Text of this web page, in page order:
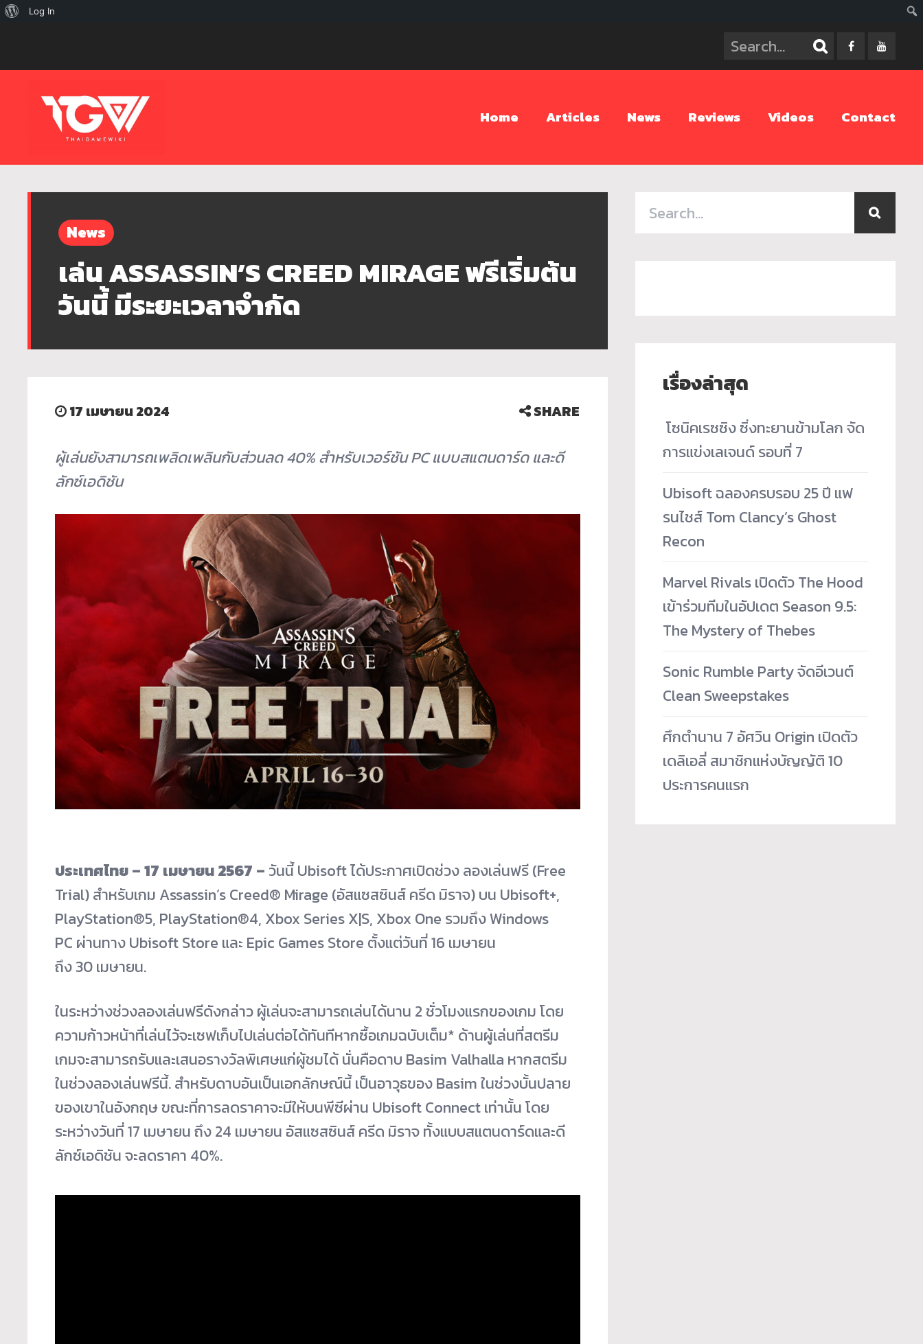
Home Articles News Reviews Videos Contact
News
เล่น ASSASSIN’S CREED MIRAGE ฟรีเริ่มต้น
วันนี้ มีระยะเวลาจำกัด
17 เมษายน 2024 SHARE
ผู้เล่นยังสามารถเพลิดเพลินกับส่วนลด40%สำหรับเวอร์ชันPCแบบสแตนดาร์ด และดี
ลักซ์เอดิชัน
ประเทศไทย –17 เมษายน2567 – วันนี้ Ubisoft ได้ประกาศเปิดช่วง ลองเล่นฟรี (Free
Trial) สำหรับเกม Assassin’s Creed® Mirage (อัสแซสซินส์ ครีด มิราจ) บน Ubisoft+,
PlayStation®5, PlayStation®4, Xbox Series X|S, Xbox One รวมถึง Windows
PC ผ่านทาง Ubisoft Store และ Epic Games Store ตั้งแต่วันที่ 16 เมษายน
ถึง 30 เมษายน.
ในระหว่างช่วงลองเล่นฟรีดังกล่าว ผู้เล่นจะสามารถเล่นได้นาน 2 ชั่วโมงแรกของเกม โดย
ความก้าวหน้าที่เล่นไว้จะเซฟเก็บไปเล่นต่อได้ทันทีหากซื้อเกมฉบับเต็ม* ด้านผู้เล่นที่สตรีม
เกมจะสามารถรับและเสนอรางวัลพิเศษแก่ผู้ชมได้ นั่นคือดาบ Basim Valhalla หากสตรีม
ในช่วงลองเล่นฟรีนี้. สำหรับดาบอันเป็นเอกลักษณ์นี้ เป็นอาวุธของ Basim ในช่วงบั้นปลาย
ของเขาในอังกฤษ ขณะที่การลดราคาจะมีให้บนพีซีผ่าน Ubisoft Connect เท่านั้น โดย
ระหว่างวันที่ 17 เมษายน ถึง 24 เมษายน อัสแซสซินส์ ครีด มิราจ ทั้งแบบสแตนดาร์ดและดี
ลักซ์เอดิชัน จะลดราคา 40%.
เรื่องล่าสุด
­ โซนิคเรซซิง ซิ่งทะยานข้ามโลก จัด
การแข่งเลเจนด์ รอบที่ 7
Ubisoft ฉลองครบรอบ 25 ปี แฟ
รนไชส์ Tom Clancy’s Ghost
Recon
Marvel Rivals เปิดตัว The Hood
เข้าร่วมทีมในอัปเดต Season 9.5:
The Mystery of Thebes
Sonic Rumble Party จัดอีเวนต์
Clean Sweepstakes
ศึกตำนาน 7 อัศวิน Origin เปิดตัว
เดลิเอลี่ สมาชิกแห่งบัญญัติ 10
ประการคนแรก
เกี่ยวLog In